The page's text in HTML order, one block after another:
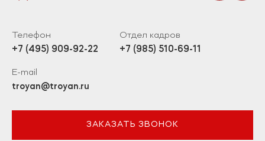
Телефон
+7 (495) 909-92-22
Отдел кадров
+7 (985) 510-69-11
E-mail
troyan@troyan.ru
ЗАКАЗАТЬ ЗВОНОК